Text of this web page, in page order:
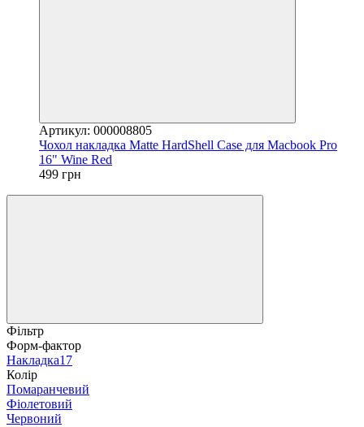
Артикул: 000008805
Чохол накладка Matte HardShell Case для Macbook Pro
16" Wine Red
499 грн
Фільтр
Форм-фактор
Накладка17
Колір
Помаранчевий
Фіолетовий
Червоний